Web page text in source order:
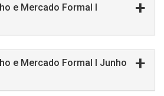
e Mercado Formal I
e Mercado Formal I Junho